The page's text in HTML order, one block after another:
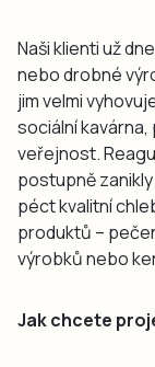
Naši klienti už
nebo drobné
jim velmi
sociální
veřejnost.
postupně
péct kvalitní
produktů –
výrobků nebo
Jak chcete